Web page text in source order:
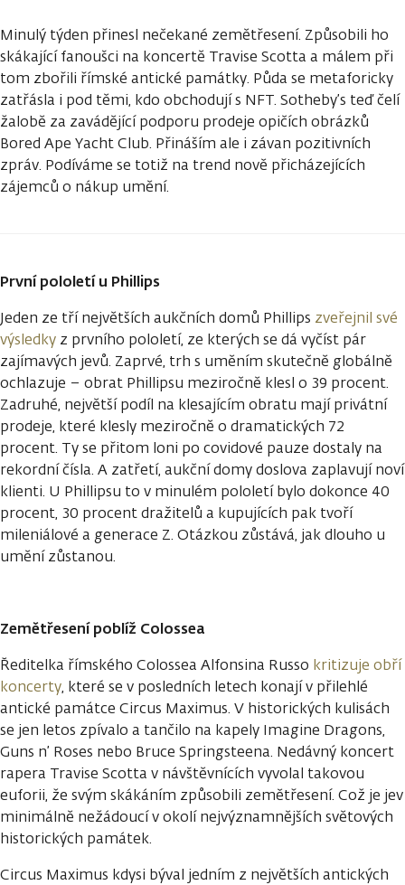
Minulý týden přinesl nečekané zemětřesení. Způsobili ho
skákající fanoušci na koncertě Travise Scotta a málem při
tom zbořili římské antické památky. Půda se metaforicky
zatřásla i pod těmi, kdo obchodují s NFT. Sotheby’s teď čelí
žalobě za zavádějící podporu prodeje opičích obrázků
Bored Ape Yacht Club. Přináším ale i závan pozitivních
zpráv. Podíváme se totiž na trend nově přicházejících
zájemců o nákup umění.
První pololetí u Phillips
Jeden ze tří největších aukčních domů Phillips zveřejnil své
výsledky z prvního pololetí, ze kterých se dá vyčíst pár
zajímavých jevů. Zaprvé, trh s uměním skutečně globálně
ochlazuje – obrat Phillipsu meziročně klesl o 39 procent.
Zadruhé, největší podíl na klesajícím obratu mají privátní
prodeje, které klesly meziročně o dramatických 72
procent. Ty se přitom loni po covidové pauze dostaly na
rekordní čísla. A zatřetí, aukční domy doslova zaplavují noví
klienti. U Phillipsu to v minulém pololetí bylo dokonce 40
procent, 30 procent dražitelů a kupujících pak tvoří
mileniálové a generace Z. Otázkou zůstává, jak dlouho u
umění zůstanou.
Zemětřesení poblíž Colossea
Ředitelka římského Colossea Alfonsina Russo kritizuje obří
koncerty, které se v posledních letech konají v přilehlé
antické památce Circus Maximus. V historických kulisách
se jen letos zpívalo a tančilo na kapely Imagine Dragons,
Guns n’ Roses nebo Bruce Springsteena. Nedávný koncert
rapera Travise Scotta v návštěvnících vyvolal takovou
euforii, že svým skákáním způsobili zemětřesení. Což je jev
minimálně nežádoucí v okolí nejvýznamnějších světových
historických památek.
Circus Maximus kdysi býval jedním z největších antických